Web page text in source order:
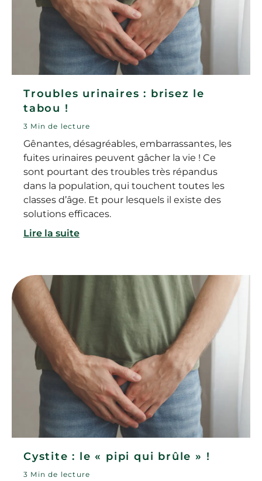
Troubles urinaires : brisez le
tabou !
3 Min de lecture
Gênantes, désagréables, embarrassantes, les
fuites urinaires peuvent gâcher la vie ! Ce
sont pourtant des troubles très répandus
dans la population, qui touchent toutes les
classes d’âge. Et pour lesquels il existe des
solutions efficaces.
Lire la suite
Cystite : le « pipi qui brûle » !
3 Min de lecture